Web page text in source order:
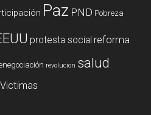
Paz PND Pobreza
protesta social reforma
revolucion salud
Victimas